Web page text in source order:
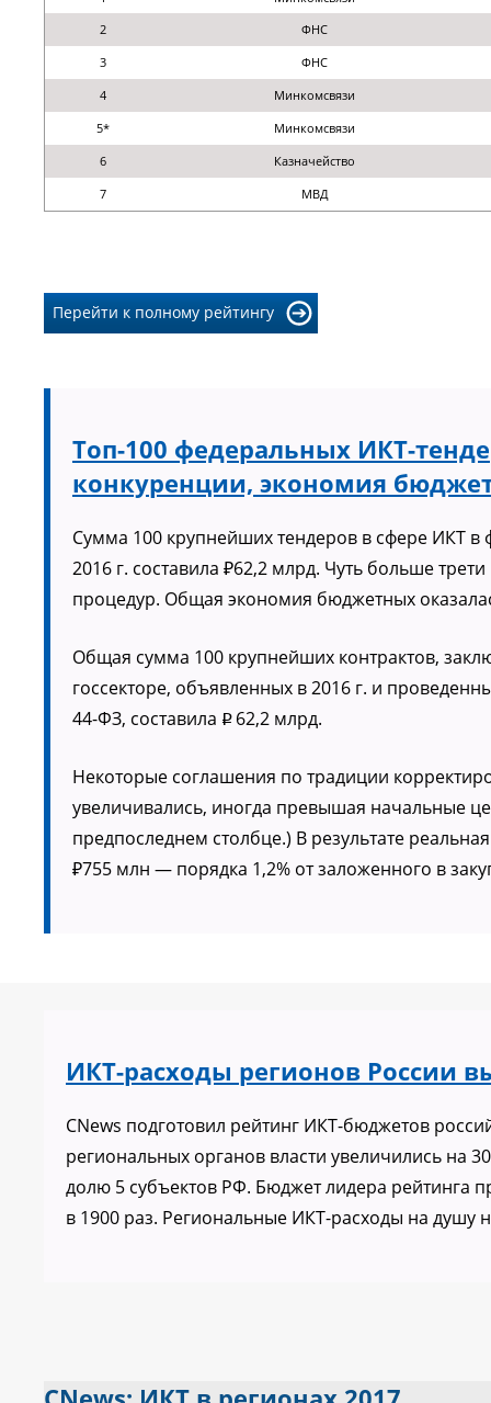
2
ФНС
3
ФНС
4
Минкомсвязи
5*
Минкомсвязи
6
Казначейство
7
МВД
Перейти к полному рейтингу
Топ-100 федеральных ИКТ-
конкуренции, экономия
Сумма 100 крупнейших тендеров в сфере ИКТ в
2016 г. составила ₽62,2 млрд. Чуть больше
процедур. Общая экономия бюджетных
Общая сумма 100 крупнейших контрактов,
госсекторе, объявленных в 2016 г. и
44-ФЗ, составила p 62,2 млрд.
Некоторые соглашения по традиции
увеличивались, иногда превышая начальные
предпоследнем столбце.) В результате
₽755 млн — порядка 1,2% от заложенного в
ИКТ-расходы регионов России
CNews подготовил рейтинг ИКТ-бюджетов
региональных органов власти увеличились на
долю 5 субъектов РФ. Бюджет лидера рейтинга
в 1900 раз. Региональные ИКТ-расходы на душу